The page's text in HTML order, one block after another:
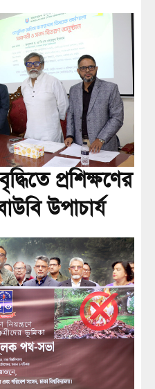
প্রশিক্ষণের
উপাচার্য